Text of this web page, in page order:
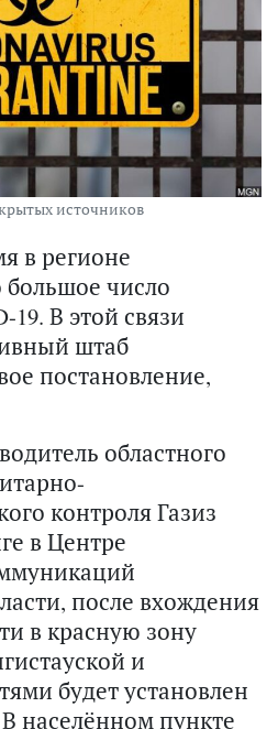
источников
в регионе
большое число
19. В этой связи
штаб
постановление,
областного
контроля Газиз
в Центре
после вхождения
в красную зону
и
будет установлен
населённом пункте